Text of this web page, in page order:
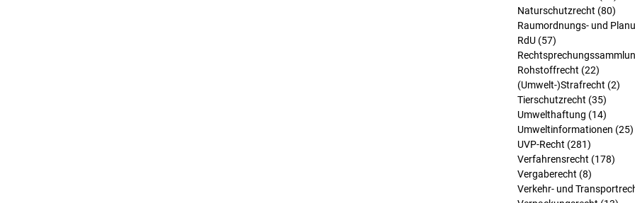
Naturschutzrecht (80)
Raumordnungs- und
RdU (57)
Rohstoffrecht (22)
(Umwelt-)Strafrecht (2)
Tierschutzrecht (35)
Umwelthaftung (14)
Umweltinformationen (25)
UVP-Recht (281)
Verfahrensrecht (178)
Vergaberecht (8)
Verkehr- und